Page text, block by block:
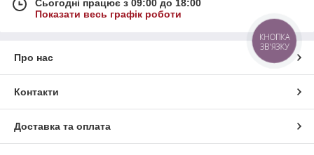
Сьогодні працює з 09:00 до 18:00
Показати весь графік роботи
Про нас
Контакти
Доставка та оплата
КНОПКА
ЗВ'ЯЗКУ